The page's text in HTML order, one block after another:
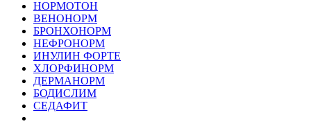
НОРМОТОН
ВЕНОНОРМ
БРОНХОНОРМ
НЕФРОНОРМ
ИНУЛИН ФОРТЕ
ХЛОРФИНОРМ
ДЕРМАНОРМ
БОДИСЛИМ
СЕДАФИТ